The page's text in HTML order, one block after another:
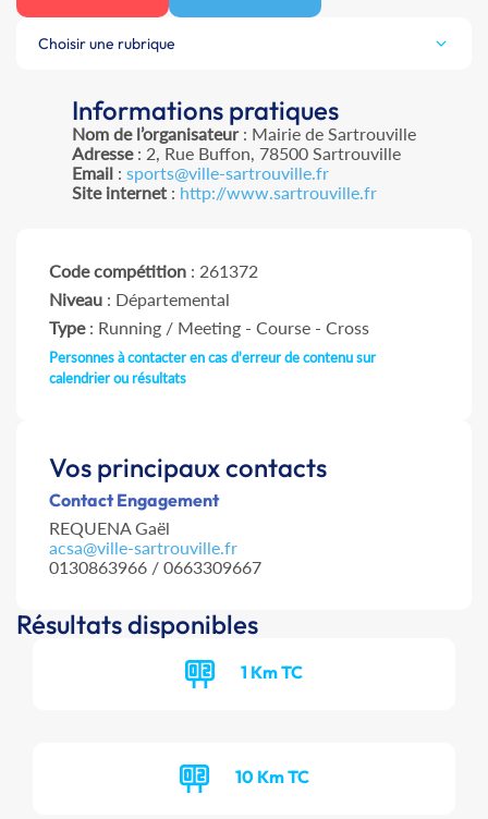
Choisir une rubrique
Informations pratiques
Nom de l’organisateur: Mairie de Sartrouville
Adresse: 2, Rue Buffon, 78500 Sartrouville
Email : sports@ville-sartrouville.fr
Site internet : http://www.sartrouville.fr
Code compétition : 261372
Niveau : Départemental
Type: Running / Meeting - Course - Cross
Personnes à contacter en cas d'erreur de contenu sur
calendrier ou résultats
Vos principaux contacts
Contact Engagement
REQUENA Gaël
acsa@ville-sartrouville.fr
0130863966 / 0663309667
Résultats disponibles
1 Km TC
10 Km TC